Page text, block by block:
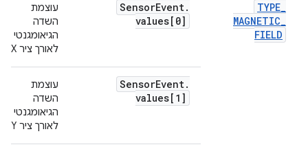
TYPE_
MAGNETIC_
FIELD
SensorEvent.
values[0]
עוצמת
השדה
הגיאומגנטי
לאורך ציר X.
SensorEvent.
values[1]
עוצמת
השדה
הגיאומגנטי
לאורך ציר Y.